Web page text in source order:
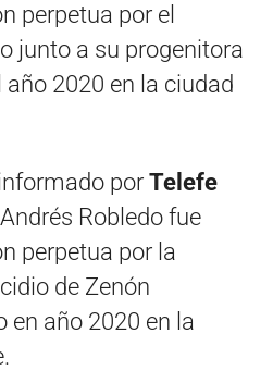
perpetua por el
junto a su progenitora
2020 en la ciudad
por Telefe
Robledo fue
perpetua por la
de Zenón
en año 2020 en la